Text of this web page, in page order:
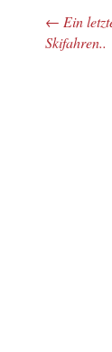
← Ein
Skifahren..